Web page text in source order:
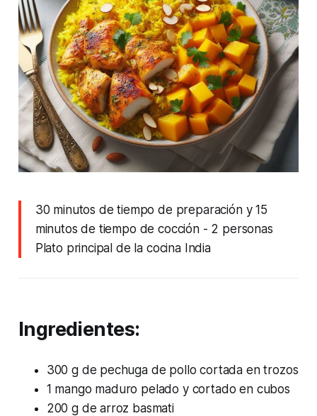
30 minutos de tiempo de preparación y 15
minutos de tiempo de cocción- 2 personas
Plato principal de la cocina India
Ingredientes:
300 g de pechuga de pollo cortada en trozos
1 mango maduro pelado y cortado en cubos
200 g de arroz basmati